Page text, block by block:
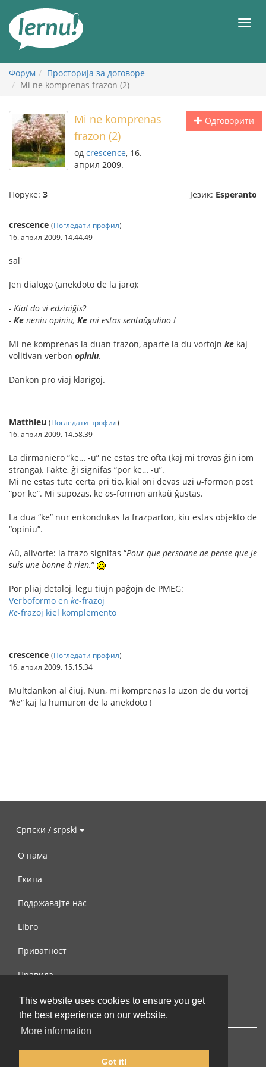
This website uses cookies to ensure you get
the best experience on our website.
More information
Got it!
садржају
Форум
Просторија за договоре
Mi ne komprenas frazon (2)
Одговорити
Mi ne komprenas
frazon (2)
од crescence, 16.
април 2009.
Поруке: 3 Језик: Esperanto
crescence (Погледати профил)
16. април 2009. 14.44.49
sal'
Jen dialogo (anekdoto de la jaro):
- Kial do vi edziniĝis?
- Ke neniu opiniu, Ke mi estas sentaŭgulino !
Mi ne komprenas la duan frazon, aparte la du vortojn ke kaj
volitivan verbon opiniu.
Dankon pro viaj klarigoj.
Matthieu (Погледати профил)
16. април 2009. 14.58.39
La dirmaniero “ke… -u” ne estas tre ofta (kaj mi trovas ĝin iom
stranga). Fakte, ĝi signifas “por ke… -u”.
Mi ne estas tute certa pri tio, kial oni devas uzi u-formon post
“por ke”. Mi supozas, ke os-formon ankaŭ ĝustas.
La dua “ke” nur enkondukas la frazparton, kiu estas objekto de
“opiniu”.
Aŭ, alivorte: la frazo signifas “Pour que personne ne pense que je
suis une bonne à rien.”
Por pliaj detaloj, legu tiujn paĝojn de PMEG:
Verboformo en ke-frazoj
Ke-frazoj kiel komplemento
crescence (Погледати профил)
16. април 2009. 15.15.34
Multdankon al ĉiuj. Nun, mi komprenas la uzon de du vortoj
"ke"kaj la humuron de la anekdoto !
Српски / srpski
О нама
Екипа
Подржавајте нас
Libro
Приватност
Правила
Контактирајте нас